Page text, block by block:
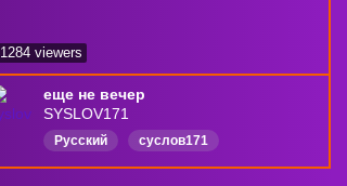
еще не вечер
SYSLOV171
Русский
суслов171
Суслократия
syslov171
1284 viewers